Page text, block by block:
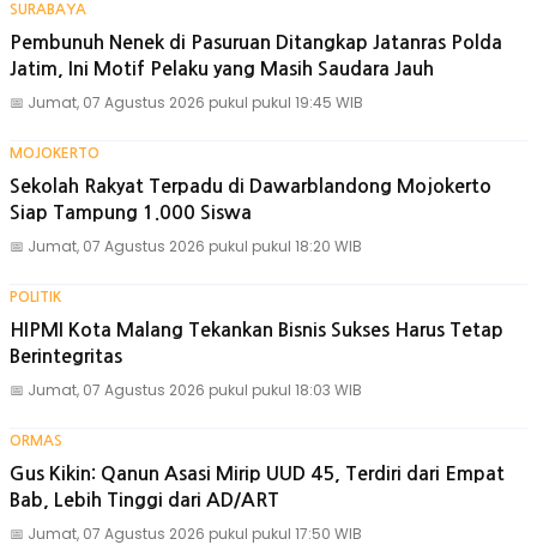
SURABAYA
Pembunuh Nenek di Pasuruan Ditangkap Jatanras Polda
Jatim, Ini Motif Pelaku yang Masih Saudara Jauh
📅 Jumat, 07 Agustus 2026 pukul pukul 19:45 WIB
MOJOKERTO
Sekolah Rakyat Terpadu di Dawarblandong Mojokerto
Siap Tampung 1.000 Siswa
📅 Jumat, 07 Agustus 2026 pukul pukul 18:20 WIB
POLITIK
HIPMI Kota Malang Tekankan Bisnis Sukses Harus Tetap
Berintegritas
📅 Jumat, 07 Agustus 2026 pukul pukul 18:03 WIB
ORMAS
Gus Kikin: Qanun Asasi Mirip UUD 45, Terdiri dari Empat
Bab, Lebih Tinggi dari AD/ART
📅 Jumat, 07 Agustus 2026 pukul pukul 17:50 WIB